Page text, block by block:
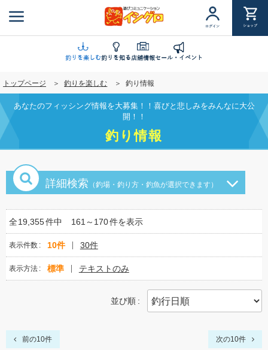
ン
に
移
動
ログイン ショップ
釣りを楽しむ釣りを知る店舗情報セール・イベント
トップページ 釣りを楽しむ 釣り情報
あなたのフィッシング情報を大募集！！喜びと悲しみをみんなに大公
開！！
釣り情報
詳細検索 （釣場・釣り方・釣魚が選択できます）
全19,355件中 161～170件を表示
表示件数 10件 30件
表示方法 標準 テキストのみ
並び順
前の10件 次の10件